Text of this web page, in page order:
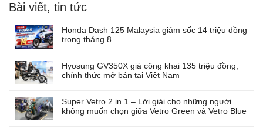
Bài viết, tin tức
Honda Dash 125 Malaysia giảm sốc 14 triệu đồng
trong tháng 8
Hyosung GV350X giá công khai 135 triệu đồng,
chính thức mở bán tại Việt Nam
Super Vetro 2 in 1 – Lời giải cho những người
không muốn chọn giữa Vetro Green và Vetro Blue